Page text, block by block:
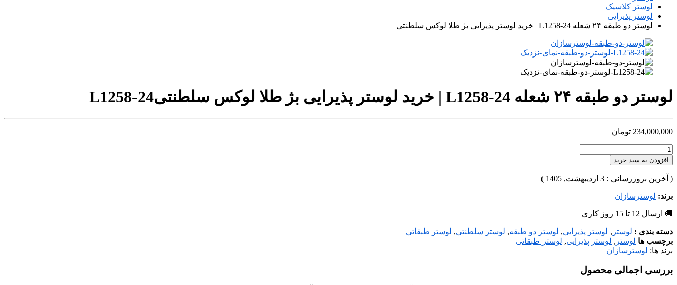
لوستر کلاسیک
لوستر پذیرایی
لوستر دو طبقه ۲۴ شعله L1258-24 | خرید لوستر پذیرایی بژ طلا لوکس سلطنتی
لوستر دو طبقه ۲۴ شعله L1258-24 | خرید لوستر پذیرایی بژ طلا لوکس سلطنتی L1258-24
234,000,000 تومان
افزودن به سبد خرید
( آخرین بروزرسانی : 3 اردیبهشت, 1405 )
برند: لوسترسازان
🚚 ارسال 12 تا 15 روز کاری
دسته بندی : لوستر , لوستر پذیرایی, لوستر دو طبقه, لوستر سلطنتی, لوستر طبقاتی
برچسب ها لوستر , لوستر پذیرایی, لوستر طبقاتی
برند ها: لوسترسازان
بررسی اجمالی محصول